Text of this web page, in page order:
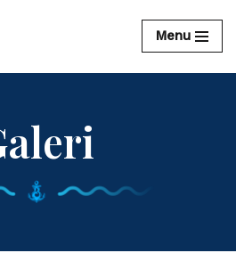
Menu